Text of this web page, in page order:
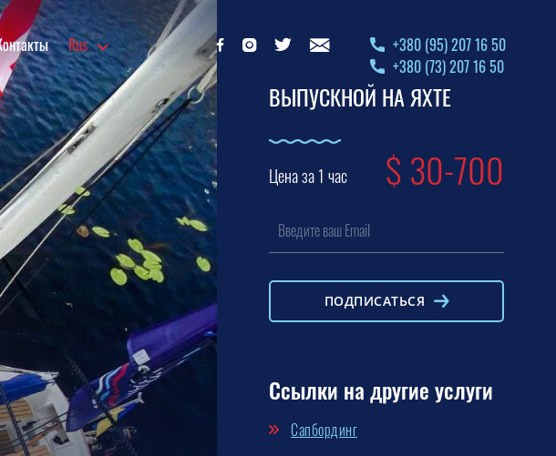
+380 (95) 207 16 50
+380 (73) 207 16 50
ВЫПУСКНОЙ НА ЯХТЕ
Цена за 1 час $30-700
ПОДПИСАТЬСЯ
Ссылки на другие услуги
Сапбординг